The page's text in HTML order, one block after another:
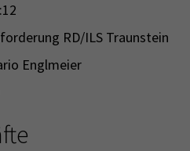
RD/ILS Traunstein
Englmeier